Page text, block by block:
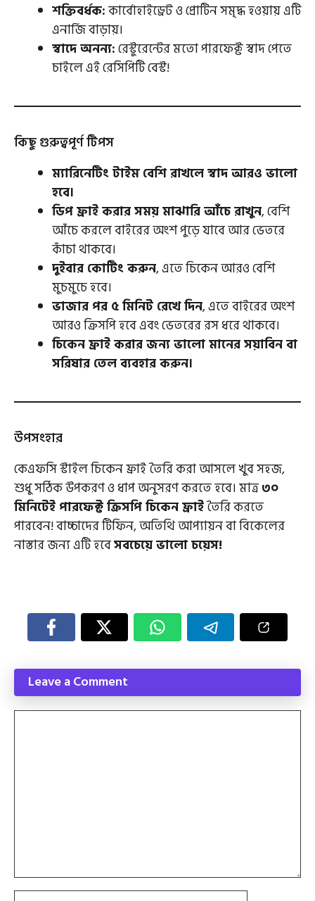
শক্তিবর্ধক:কার্বোহাইড্রেট ও প্রোটিন সমৃদ্ধ হওয়ায় এটি
এনার্জি বাড়ায়।
স্বাদে অনন্য:রেস্টুরেন্টের মতো পারফেক্ট স্বাদ পেতে
চাইলে এই রেসিপিটি বেস্ট!
কিছু গুরুত্বপূর্ণ টিপস
ম্যারিনেটিং টাইম বেশি রাখলে স্বাদ আরও ভালো
হবে।
ডিপ ফ্রাই করার সময় মাঝারি আঁচে রাখুন, বেশি
আঁচে করলে বাইরের অংশ পুড়ে যাবে আর ভেতরে
কাঁচা থাকবে।
দুইবার কোটিং করুন, এতে চিকেন আরও বেশি
মুচমুচে হবে।
ভাজার পর ৫ মিনিট রেখে দিন, এতে বাইরের অংশ
আরও ক্রিসপি হবে এবং ভেতরের রস ধরে থাকবে।
চিকেন ফ্রাই করার জন্য ভালো মানের সয়াবিন বা
সরিষার তেল ব্যবহার করুন।
উপসংহার
কেএফসি স্টাইল চিকেন ফ্রাই তৈরি করা আসলে খুব সহজ,
শুধু সঠিক উপকরণ ও ধাপ অনুসরণ করতে হবে। মাত্র৩০
মিনিটেই পারফেক্ট ক্রিসপি চিকেন ফ্রাইতৈরি করতে
পারবেন! বাচ্চাদের টিফিন, অতিথি আপ্যায়ন বা বিকেলের
নাস্তার জন্য এটি হবেসবচেয়ে ভালো চয়েস!
Leave a Comment